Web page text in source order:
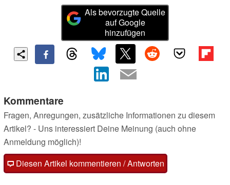
Als bevorzugte Quelle
auf Google
hinzufügen
Kommentare
Fragen, Anregungen, zusätzliche Informationen zu diesem
Artikel? - Uns interessiert Deine Meinung (auch ohne
Anmeldung möglich)!
Diesen Artikel kommentieren / Antworten